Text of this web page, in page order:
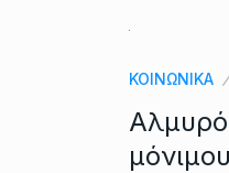
ΚΟΙΝΩΝΙΚΑ